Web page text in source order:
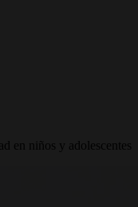
en niños y adolescentes